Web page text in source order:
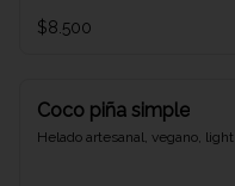
$8.500
Coco piña simple
Helado artesanal, vegano, light